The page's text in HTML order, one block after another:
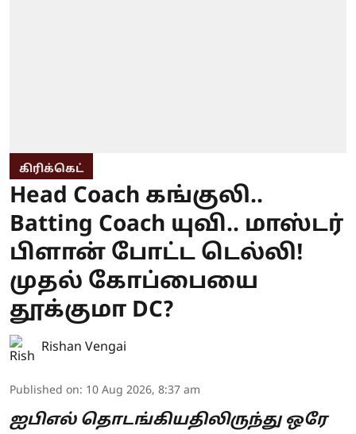
கிரிக்கெட்
Head Coach கங்குலி..
Batting Coach யுவி.. மாஸ்டர்
பிளான் போட்ட டெல்லி!
முதல் கோப்பையை
தூக்குமா DC?
Rishan Vengai
Published on: 10 Aug 2026, 8:37 am
ஐபிஎல் தொடங்கியதிலிருந்து ஒரே